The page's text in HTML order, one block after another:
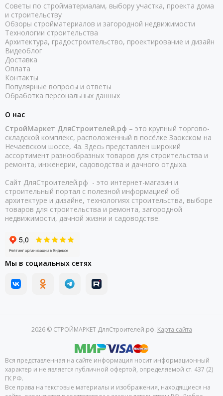
Советы по стройматериалам, выбору участка, проекта дома
и строительству
Обзоры стройматериалов и загородной недвижимости
Технологии строительства
Архитектура, градостроительство, проектирование и дизайн
Видеоблог
Доставка
Оплата
Контакты
Популярные вопросы и ответы
Обработка персональных данных
О нас
СтройМаркет ДляСтроителей.рф – это крупный торгово-
складской комплекс, расположенный в посёлке Заокском на
Нечаевском шоссе, 4а. Здесь представлен широкий
ассортимент разнообразных товаров для строительства и
ремонта, инженерии, садоводства и дачного отдыха.
Сайт ДляСтроителей.рф - это интернет-магазин и
строительный портал с полезной информацией об
архитектуре и дизайне, технологиях строительства, выборе
товаров для строительства и ремонта, загородной
недвижимости, дачной жизни и садоводстве.
Мы в социальных сетях
2026 © СТРОЙМАРКЕТ ДляСтроителей.рф. Карта сайта
Вся представленная на сайте информация носит информационный
характер и не является публичной офертой, определяемой ст. 437 (2)
ГК РФ.
Все права на текстовые материалы и изображения, находящиеся на